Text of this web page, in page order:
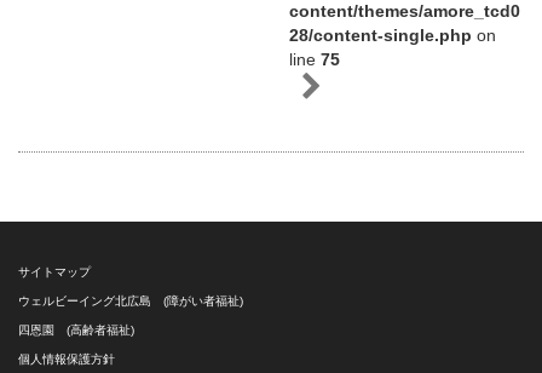
content/themes/amore_tcd0
28/content-single.php on
line 75
サイトマップ
ウェルビーイング北広島 (障がい者福祉)
四恩園 (高齢者福祉)
個人情報保護方針